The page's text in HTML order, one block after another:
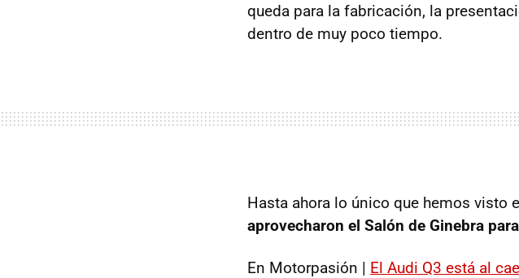
queda para la fabricación, la
dentro de muy poco tiempo.
Hasta ahora lo único que hemos visto
aprovecharon el Salón de Ginebra
En Motorpasión | El Audi Q3 está al